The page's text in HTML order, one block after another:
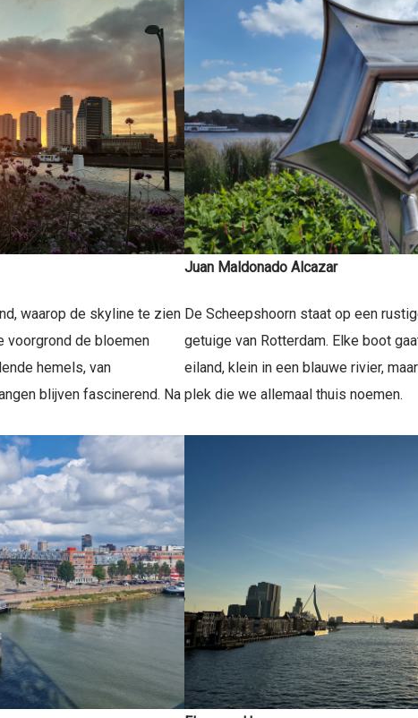
waarop de skyline te zien
voorgrond de bloemen
hemels, van
blijven fascinerend. Na
Juan Maldonado Alcazar
De Scheepshoorn staat op een
getuige van Rotterdam. Elke boot
eiland, klein in een blauwe rivier,
plek die we allemaal thuis noemen.